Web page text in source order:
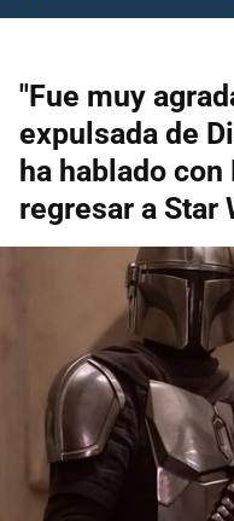
"Fue muy
expulsada de
ha hablado
regresar a Star